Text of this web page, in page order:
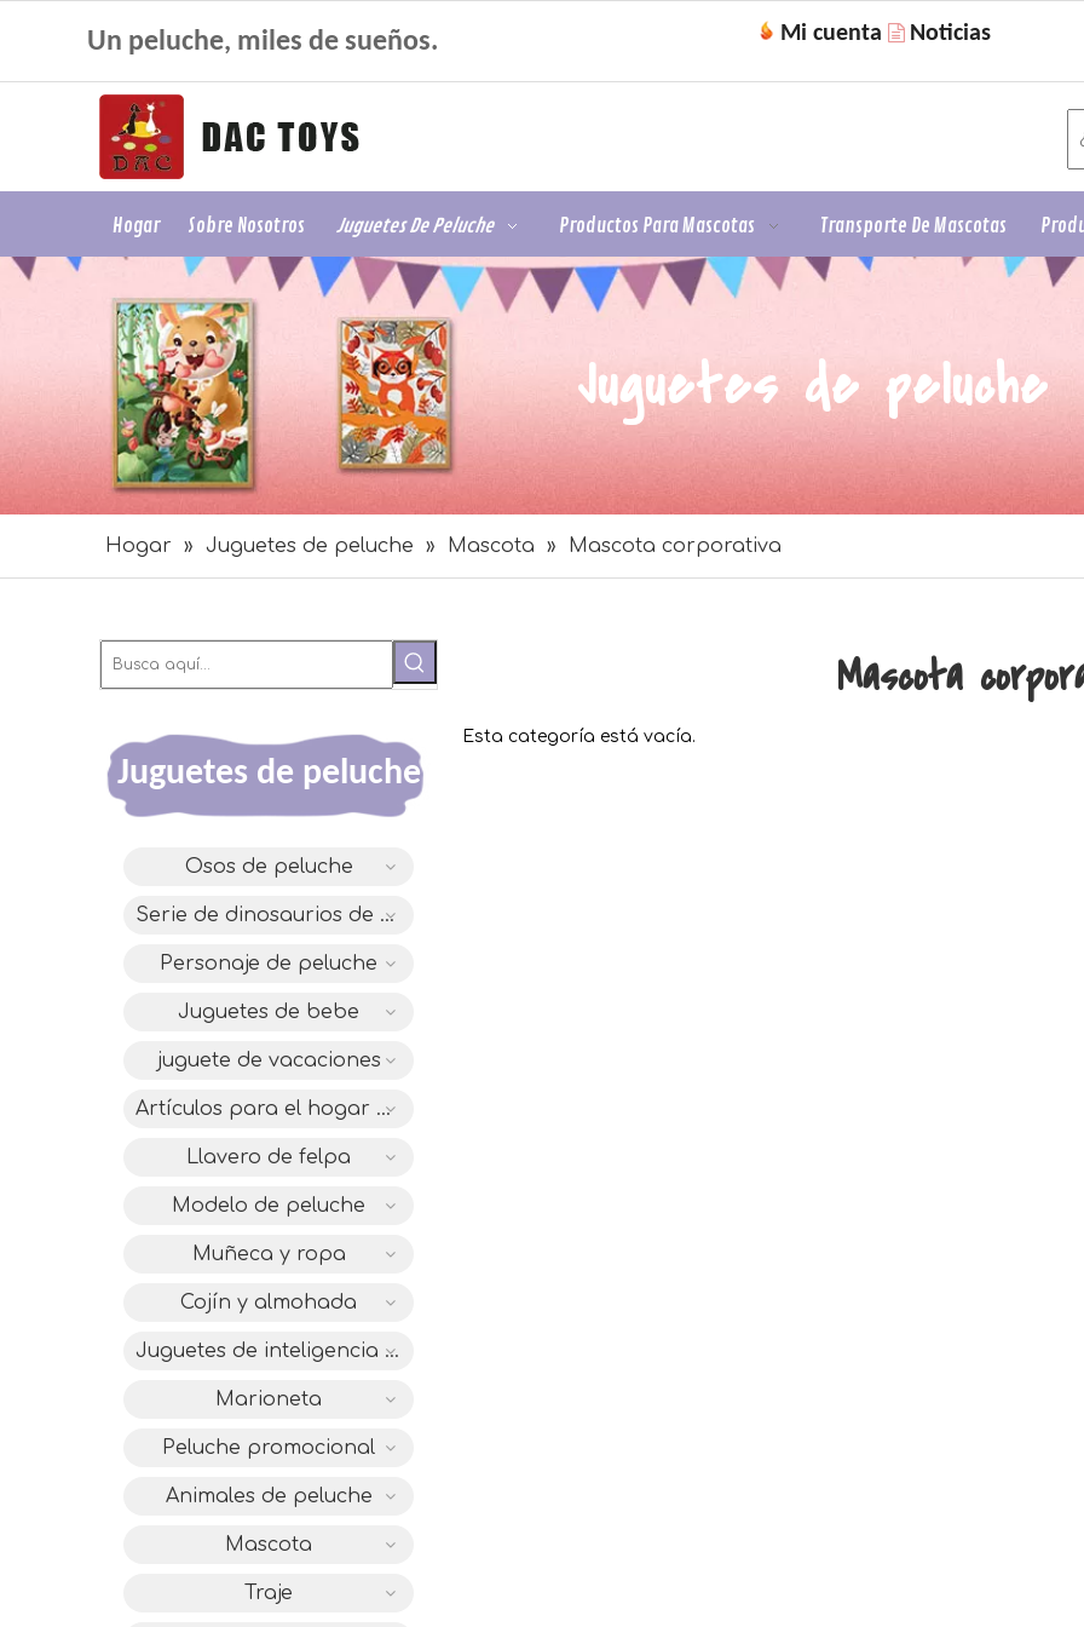
Un peluche, miles de sueños. Mi cuenta  Noticias
Hogar Sobre Nosotros Juguetes De Peluche Productos Para Mascotas Transporte De Mascotas
Juguetes de peluche
Hogar » Juguetes de peluche » Mascota » Mascota corporativa
Juguetes de peluche
Osos de peluche
Serie de dinosaurios de diseño original DAC
Personaje de peluche
Juguetes de bebe
juguete de vacaciones
Artículos para el hogar de felpa
Llavero de felpa
Modelo de peluche
Muñeca y ropa
Cojín y almohada
Juguetes de inteligencia IC
Marioneta
Peluche promocional
Animales de peluche
Mascota
Traje
Mascota
Esta categoría está vacía.